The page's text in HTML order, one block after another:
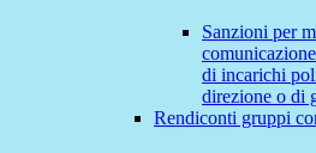
Sanzioni per
di incarichi
direzione o di
Rendiconti gruppi